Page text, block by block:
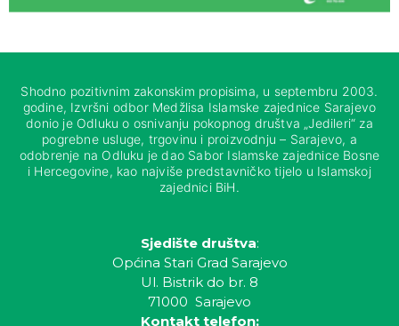
Shodno pozitivnim zakonskim propisima, u septembru 2003.
godine, Izvršni odbor Medžlisa Islamske zajednice Sarajevo
donio je Odluku o osnivanju pokopnog društva „Jedileri“ za
pogrebne usluge, trgovinu i proizvodnju – Sarajevo, a
odobrenje na Odluku je dao Sabor Islamske zajednice Bosne
i Hercegovine, kao najviše predstavničko tijelo u Islamskoj
zajednici BiH.
Sjedište društva:
Općina Stari Grad Sarajevo
Ul. Bistrik do br. 8
71000 Sarajevo
Kontakt telefon: